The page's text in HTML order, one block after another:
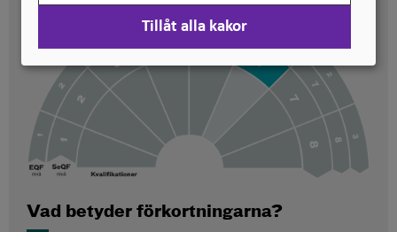
Vad betyder förkortningarna?
Tillåt alla kakor